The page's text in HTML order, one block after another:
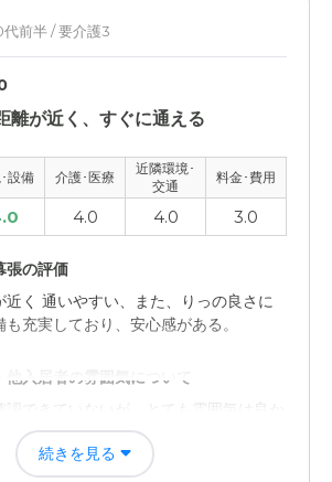
前半 / 要介護3
離が近く、すぐに通える
設備 介護･医療
近隣環境･
交通
料金･費用
4.0 4.0 3.0
張の評価
近く 通いやすい、また、りっの良さに
充実しており、安心感がある。
入居者の雰囲気について
認できていないが、とても雰囲気は良か
る。スタッフもみんな良い感じだった。
続きを見る